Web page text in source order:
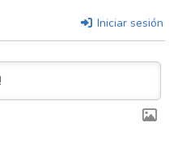
Iniciar sesión